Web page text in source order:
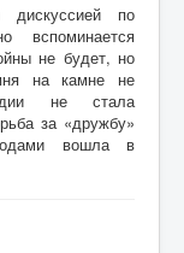
дискуссией по
вспоминается
не будет, но
на камне не
не стала
за «дружбу»
вошла в